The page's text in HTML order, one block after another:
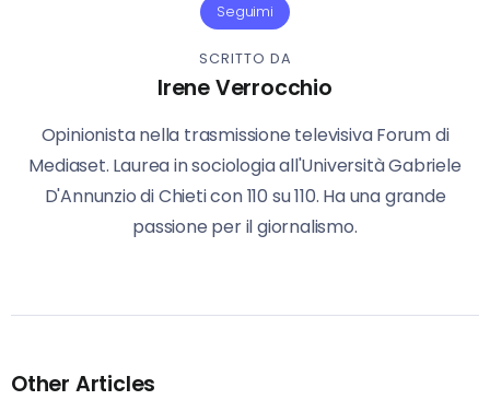
Seguimi
SCRITTO DA
Irene Verrocchio
Opinionista nella trasmissione televisiva Forum di
Mediaset. Laurea in sociologia all'Università Gabriele
D'Annunzio di Chieti con 110 su 110. Ha una grande
passione per il giornalismo.
Other Articles